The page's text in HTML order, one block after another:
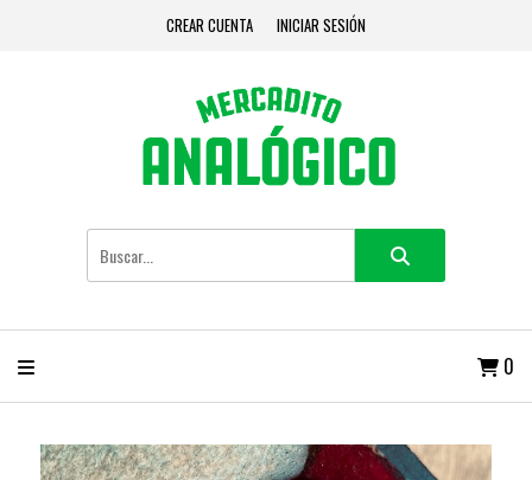
CREAR CUENTA INICIAR SESIÓN
0